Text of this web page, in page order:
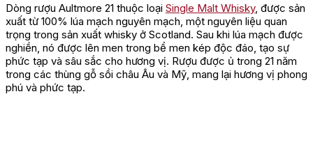
Dòng rượu Aultmore 21 thuộc loại Single Malt Whisky, được sản
xuất từ 100% lúa mạch nguyên mạch, một nguyên liệu quan
trọng trong sản xuất whisky ở Scotland. Sau khi lúa mạch được
nghiền, nó được lên men trong bể men kép độc đáo, tạo sự
phức tạp và sâu sắc cho hương vị. Rượu được ủ trong 21 năm
trong các thùng gỗ sồi châu Âu và Mỹ, mang lại hương vị phong
phú và phức tạp.